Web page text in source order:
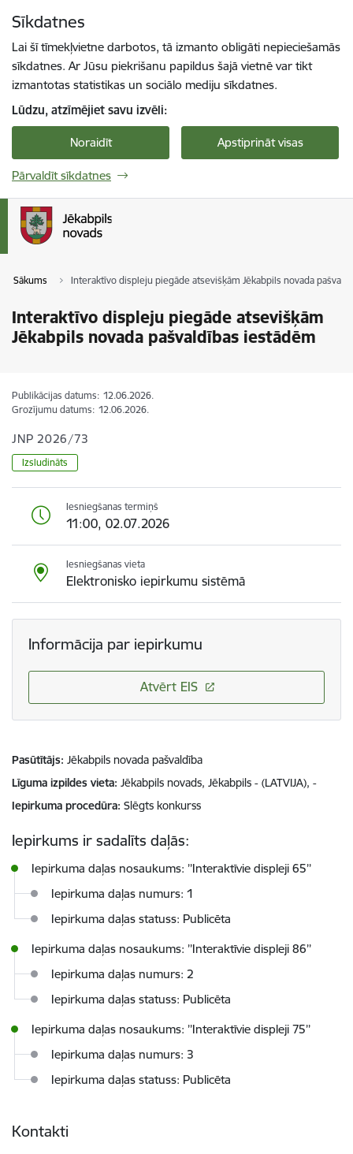
Sīkdatnes
Lai šī tīmekļvietne darbotos, tā izmanto obligāti nepieciešamās
sīkdatnes. Ar Jūsu piekrišanu papildus šajā vietnē var tikt
izmantotas statistikas un sociālo mediju sīkdatnes.
Lūdzu, atzīmējiet savu izvēli:
Noraidīt Apstiprināt visas
Pārvaldīt sīkdatnes
Sākums Interaktīvo displeju piegāde atsevišķām Jēkabpils novada
Interaktīvo displeju piegāde atsevišķām
Jēkabpils novada pašvaldības iestādēm
Publikācijas datums: 12.06.2026.
Grozījumu datums: 12.06.2026.
JNP 2026/73
Izsludināts
Iesniegšanas termiņš
11:00, 02.07.2026
Iesniegšanas vieta
Elektronisko iepirkumu sistēmā
Informācija par iepirkumu
Atvērt EIS
Pasūtītājs Jēkabpils novada pašvaldība
Līguma izpildes vieta Jēkabpils novads, Jēkabpils - (LATVIJA), -
Iepirkuma procedūra Slēgts konkurss
Iepirkums ir sadalīts daļās:
Iepirkuma daļas nosaukums: ’’Interaktīvie displeji 65’’
Iepirkuma daļas numurs: 1
Iepirkuma daļas statuss: Publicēta
Iepirkuma daļas nosaukums: ’’Interaktīvie displeji 86’’
Iepirkuma daļas numurs: 2
Iepirkuma daļas statuss: Publicēta
Iepirkuma daļas nosaukums: ’’Interaktīvie displeji 75’’
Iepirkuma daļas numurs: 3
Iepirkuma daļas statuss: Publicēta
Kontakti